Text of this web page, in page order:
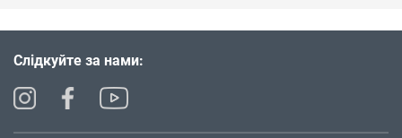
Слідкуйте за нами: